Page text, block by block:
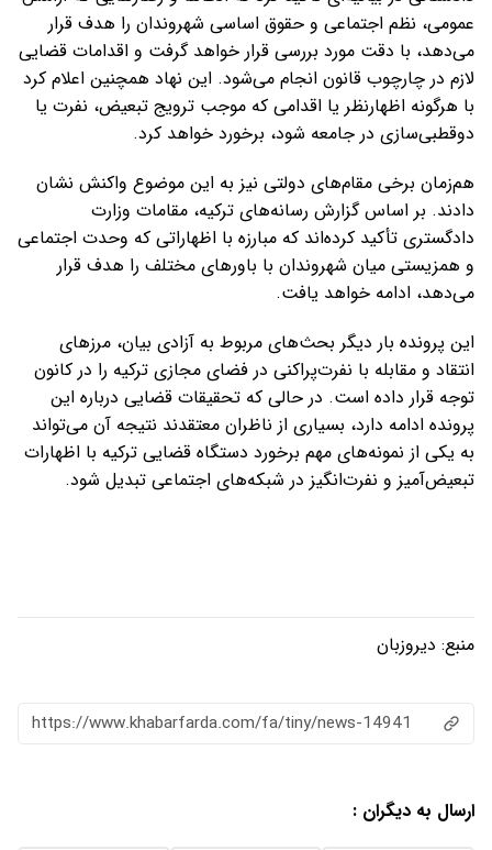
عمومی، نظم اجتماعی و حقوق اساسی شهروندان را هدف قرار
می‌دهد، با دقت مورد بررسی قرار خواهد گرفت و اقدامات قضایی
لازم در چارچوب قانون انجام می‌شود. این نهاد همچنین اعلام کرد
با هرگونه اظهارنظر یا اقدامی که موجب ترویج تبعیض، نفرت یا
دوقطبی‌سازی در جامعه شود، برخورد خواهد کرد.
هم‌زمان برخی مقام‌های دولتی نیز به این موضوع واکنش نشان
دادند. بر اساس گزارش رسانه‌های ترکیه، مقامات وزارت
دادگستری تأکید کرده‌اند که مبارزه با اظهاراتی که وحدت اجتماعی
و همزیستی میان شهروندان با باورهای مختلف را هدف قرار
می‌دهد، ادامه خواهد یافت.
این پرونده بار دیگر بحث‌های مربوط به آزادی بیان، مرزهای
انتقاد و مقابله با نفرت‌پراکنی در فضای مجازی ترکیه را در کانون
توجه قرار داده است. در حالی که تحقیقات قضایی درباره این
پرونده ادامه دارد، بسیاری از ناظران معتقدند نتیجه آن می‌تواند
به یکی از نمونه‌های مهم برخورد دستگاه قضایی ترکیه با اظهارات
تبعیض‌آمیز و نفرت‌انگیز در شبکه‌های اجتماعی تبدیل شود.
منبع: دیروزبان
https://www.khabarfarda.com/fa/tiny/news-14941
ارسال به دیگران :